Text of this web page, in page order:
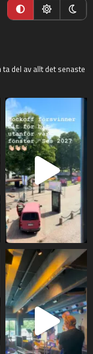
del av allt det senaste